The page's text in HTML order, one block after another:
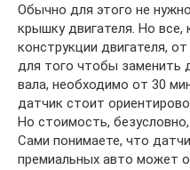
Обычно для этого не
крышку двигателя. Но все,
конструкции двигателя,
для того чтобы заменить
вала, необходимо от 30
датчик стоит
Но стоимость,
Сами понимаете, что
премиальных авто может